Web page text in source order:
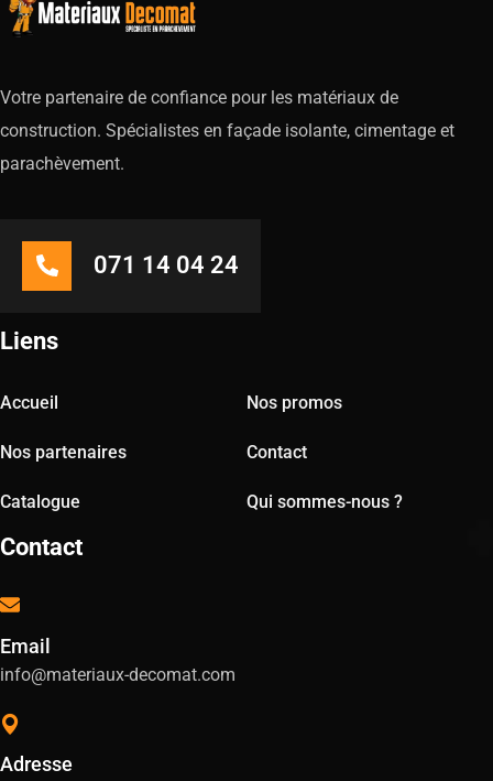
Votre partenaire de confiance pour les matériaux de
construction. Spécialistes en façade isolante, cimentage et
parachèvement.
071 14 04 24
Liens
Accueil Nos promos
Nos partenaires Contact
Catalogue Qui sommes-nous ?
Contact
Email
info@materiaux-decomat.com
Adresse